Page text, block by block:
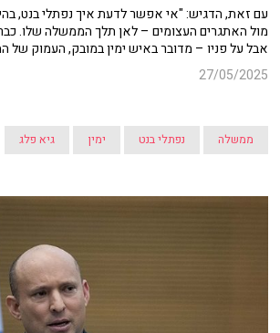
עם זאת, הדגיש: "אי אפשר לדעת איך נפתלי בנט,
מול האתגרים העצומים – לאן תלך הממשלה שלו.
אבל על פניו – מדובר באיש ימין במובק, העמוק של
27/05/2025
ממשלה נפתלי בנט ימין גיא פלג